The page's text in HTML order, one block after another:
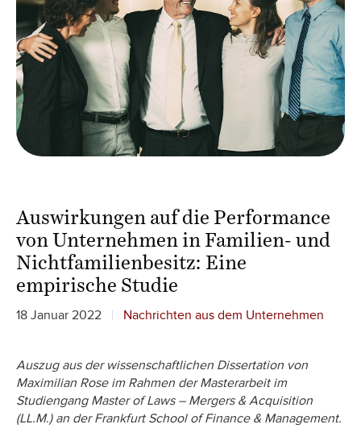
Auswirkungen auf die Performance
von Unternehmen in Familien- und
Nichtfamilienbesitz: Eine
empirische Studie
18 Januar 2022 Nachrichten aus dem Unternehmen
Auszug aus der wissenschaftlichen Dissertation von
Maximilian Rose im Rahmen der Masterarbeit im
Studiengang Master of Laws – Mergers & Acquisition
(LL.M.) an der Frankfurt School of Finance & Management.